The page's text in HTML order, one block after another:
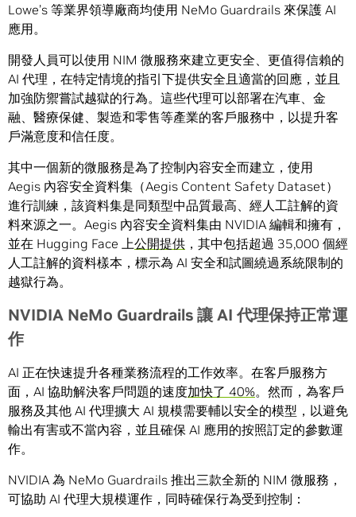
Lowe’s 等業界領導廠商均使用 NeMo Guardrails 來保護 AI
應用。
開發人員可以使用 NIM 微服務來建立更安全、更值得信賴的
AI 代理，在特定情境的指引下提供安全且適當的回應，並且
加強防禦嘗試越獄的行為。這些代理可以部署在汽車、金
融、醫療保健、製造和零售等產業的客戶服務中，以提升客
戶滿意度和信任度。
其中一個新的微服務是為了控制內容安全而建立，使用
Aegis 內容安全資料集（Aegis Content Safety Dataset）
進行訓練，該資料集是同類型中品質最高、經人工註解的資
料來源之一。Aegis 內容安全資料集由 NVIDIA 編輯和擁有，
並在 Hugging Face 上公開提供 ，其中包括超過 35,000 個經
人工註解的資料樣本，標示為 AI 安全和試圖繞過系統限制的
越獄行為。
NVIDIA NeMo Guardrails 讓 AI 代理保持正常運
作
AI 正在快速提升各種業務流程的工作效率。在客戶服務方
面，AI 協助解決客戶問題的速度加快了 40%。然而，為客戶
服務及其他 AI 代理擴大 AI 規模需要輔以安全的模型，以避免
輸出有害或不當內容，並且確保 AI 應用的按照訂定的參數運
作。
NVIDIA 為 NeMo Guardrails 推出三款全新的 NIM 微服務，
可協助 AI 代理大規模運作，同時確保行為受到控制：